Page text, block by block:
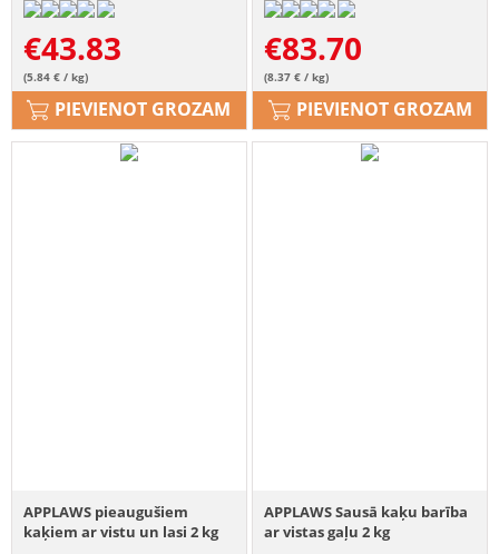
€43.83
(5.84 € / kg)
PIEVIENOT GROZAM
€83.70
(8.37 € / kg)
PIEVIENOT GROZAM
APPLAWS pieaugušiem
kaķiem ar vistu un lasi 2 kg
APPLAWS Sausā kaķu barība
ar vistas gaļu 2 kg